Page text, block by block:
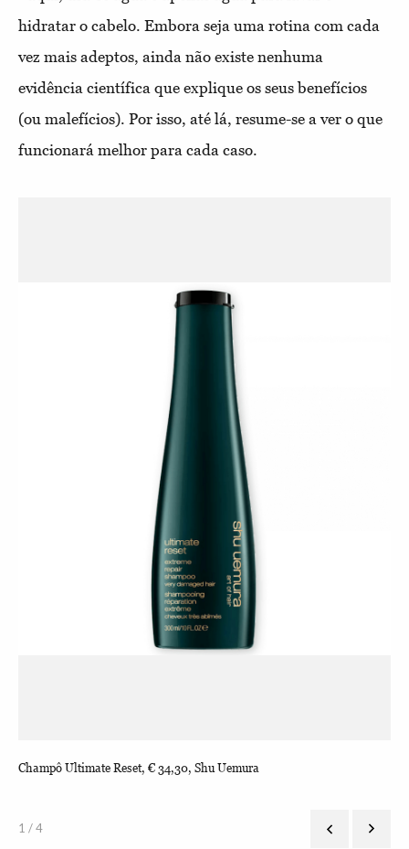
hidratar o cabelo. Embora seja uma rotina com cada
vez mais adeptos, ainda não existe nenhuma
evidência científica que explique os seus benefícios
(ou malefícios). Por isso, até lá, resume-se a ver o que
funcionará melhor para cada caso.
Champô Ultimate Reset, € 34,30, Shu Uemura
1 / 4